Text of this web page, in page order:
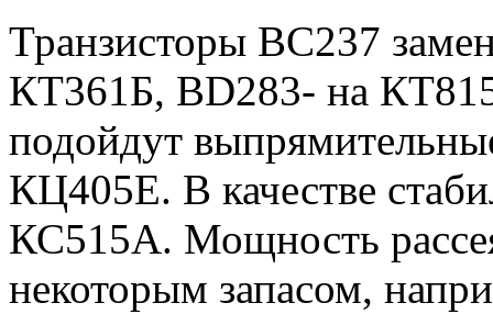
Транзисторы BC237
КТ361Б, BD283- на
подойдут
КЦ405Е. В качестве
КС515А. Мощность
некоторым запасом,